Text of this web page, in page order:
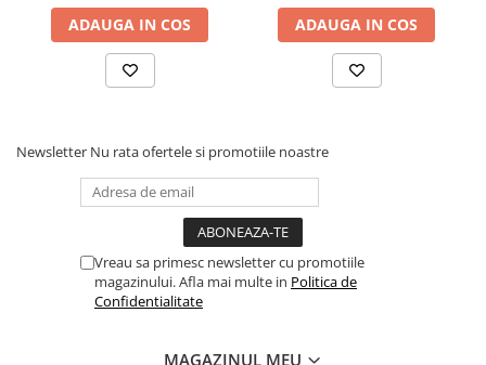
ADAUGA IN COS ADAUGA IN COS
Newsletter Nu rata ofertele si promotiile noastre
Vreau sa primesc newsletter cu promotiile
magazinului. Afla mai multe in Politica de
Confidentialitate
MAGAZINUL MEU